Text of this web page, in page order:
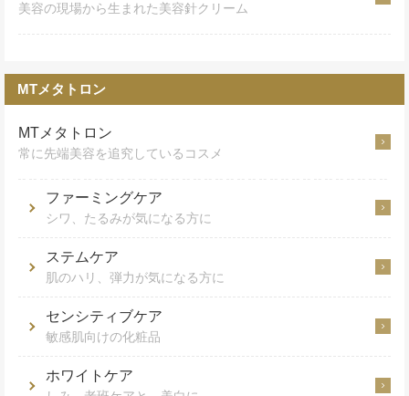
美容の現場から生まれた美容針クリーム
MTメタトロン
MTメタトロン
常に先端美容を追究しているコスメ
ファーミングケア
シワ、たるみが気になる方に
ステムケア
肌のハリ、弾力が気になる方に
センシティブケア
敏感肌向けの化粧品
ホワイトケア